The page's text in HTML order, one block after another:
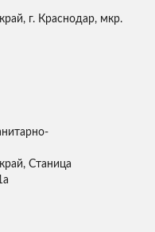
г. Краснодар, мкр.
Станица